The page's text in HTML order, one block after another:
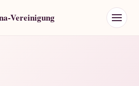
Vereinigung